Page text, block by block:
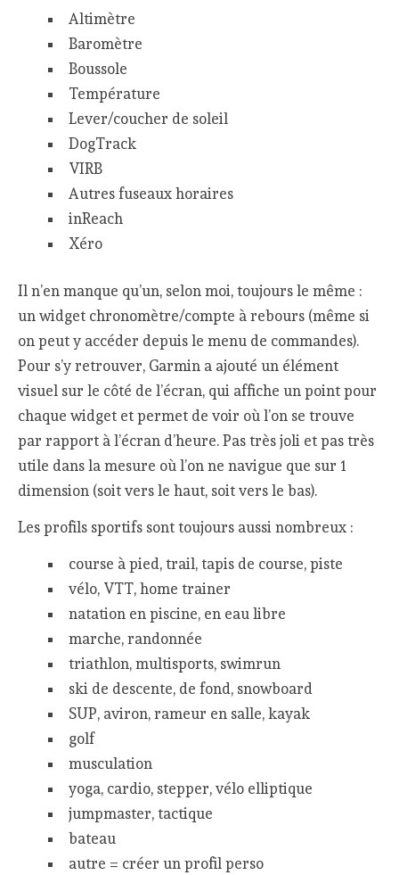
Altimètre
Baromètre
Boussole
Température
Lever/coucher de soleil
DogTrack
VIRB
Autres fuseaux horaires
inReach
Xéro
Il n’en manque qu’un, selon moi, toujours le même :
un widget chronomètre/compte à rebours (même si
on peut y accéder depuis le menu de commandes).
Pour s’y retrouver, Garmin a ajouté un élément
visuel sur le côté de l’écran, qui affiche un point pour
chaque widget et permet de voir où l’on se trouve
par rapport à l’écran d’heure. Pas très joli et pas très
utile dans la mesure où l’on ne navigue que sur 1
dimension (soit vers le haut, soit vers le bas).
Les profils sportifs sont toujours aussi nombreux :
course à pied, trail, tapis de course, piste
vélo, VTT, home trainer
natation en piscine, en eau libre
marche, randonnée
triathlon, multisports, swimrun
ski de descente, de fond, snowboard
SUP, aviron, rameur en salle, kayak
golf
musculation
yoga, cardio, stepper, vélo elliptique
jumpmaster, tactique
bateau
autre = créer un profil perso